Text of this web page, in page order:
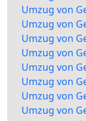
Umzug von
Umzug von
Umzug von
Umzug von
Umzug von
Umzug von
Umzug von
Umzug von